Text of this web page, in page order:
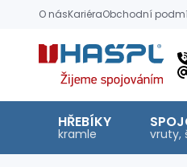
O násKariéraObchodní
Hašpl
HŘEBÍKY
kramle vruty,